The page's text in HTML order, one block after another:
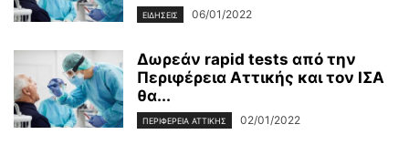
ΕΙΔΗΣΕΙΣ 06/01/2022
Δωρεάν rapid tests από την
Περιφέρεια Αττικής και τον ΙΣΑ
θα...
ΠΕΡΙΦΕΡΕΙΑ ΑΤΤΙΚΗΣ 02/01/2022